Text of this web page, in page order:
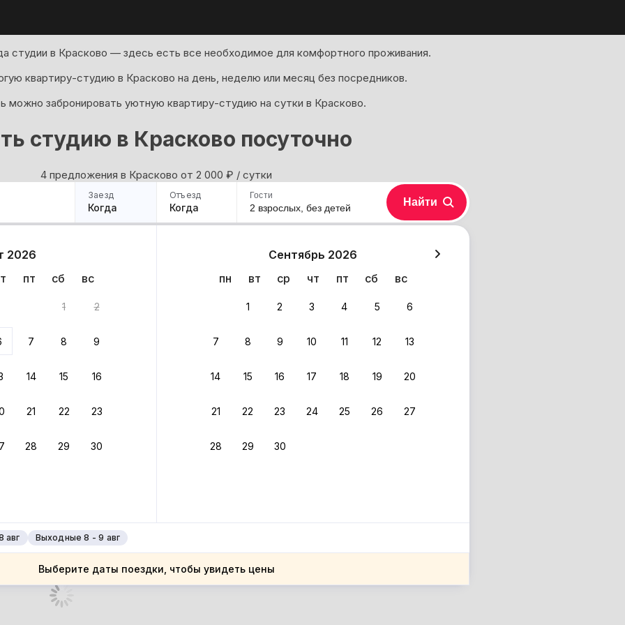
студии в Красково — здесь есть все необходимое для комфортного проживания.
квартиру-студию в Красково на день, неделю или месяц без посредников.
можно забронировать уютную квартиру-студию на сутки в Красково.
студию в Красково посуточно
4 предложения в Красково oт 2 000 ₽ / сутки
Заезд
Когда
Отъезд
Когда
2026
пт сб вс
1 2
7 8 9
14 15 16
21 22 23
28 29 30
Сентябрь 2026
пн
вт ср чт пт сб вс
1 2 3 4 5 6
7 8 9 10 11 12 13
14 15 16 17 18 19 20
21 22 23 24 25 26 27
28 29 30
авг Выходные 8 - 9 авг
Выберите даты поездки, чтобы увидеть цены
Гости
2 взрослых, без детей Найти
30%